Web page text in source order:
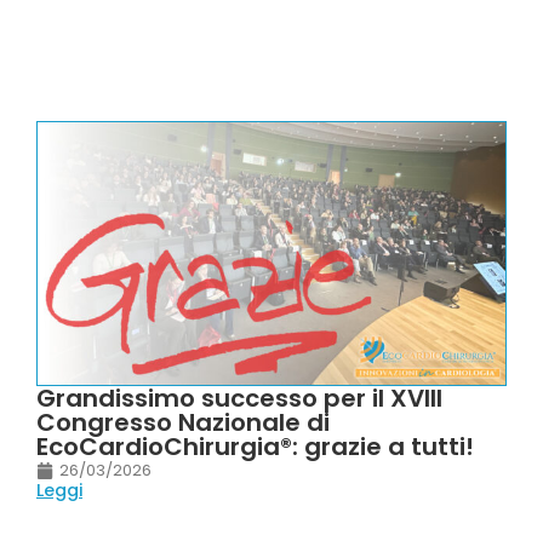
Grandissimo successo per il XVIII
Congresso Nazionale di
EcoCardioChirurgia®: grazie a tutti!
26/03/2026
Leggi